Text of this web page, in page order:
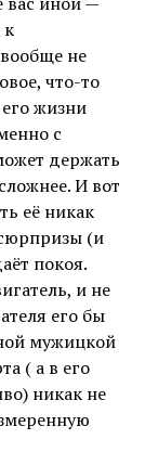
к
не
что-то
жизни
с
держать
И вот
её никак
(и
покоя.
и не
его бы
мужицкой
( а в его
никак не